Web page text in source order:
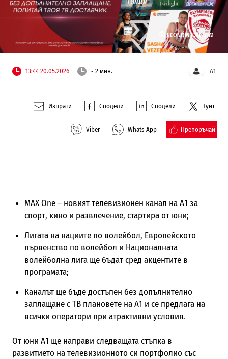
ECONOMIC.BG /A1
13:44 20.05.2026 ~ 2 мин. А1
Изпрати Сподели Сподели Туит
Viber Whats App Препоръчай
MAX One – новият телевизионен канал на А1 за
спорт, кино и развлечение, стартира от юни;
Лигата на нациите по волейбол, Европейското
първенство по волейбол и Националната
волейболна лига ще бъдат сред акцентите в
програмата;
Каналът ще бъде достъпен без допълнително
заплащане с ТВ плановете на А1 и се предлага на
всички оператори при атрактивни условия.
От юни А1 ще направи следващата стъпка в
развитието на телевизионното си портфолио със